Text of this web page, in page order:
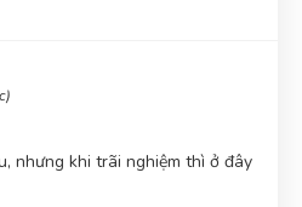
nhưng khi trãi nghiệm thì ở đây